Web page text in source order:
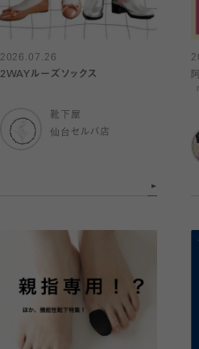
2026.07.26
2WAYルーズソックス
靴下屋
仙台セルバ店